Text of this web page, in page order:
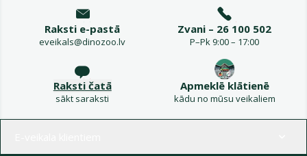
Raksti e-pastā
eveikals@dinozoo.lv
Zvani – 26 100 502
P–Pk 9:00 – 17:00
Raksti čatā
sākt saraksti
Apmeklē klātienē
kādu no mūsu veikaliem